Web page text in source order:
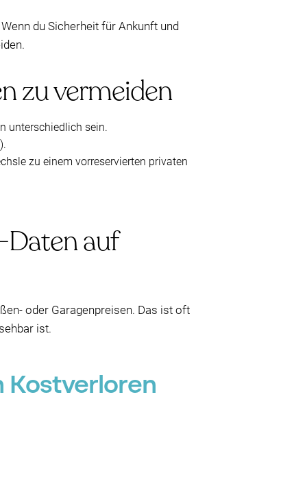
du Sicherheit für Ankunft und
zu vermeiden
unterschiedlich sein.
zu einem vorreservierten privaten
Daten auf
oder Garagenpreisen. Das ist oft
ist.
Kostverloren